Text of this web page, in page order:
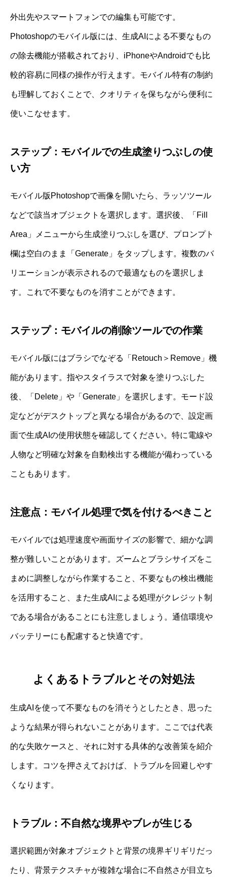
外出先やスマートフォンでの編集も可能です。
Photoshopのモバイル版には、生成AIによる不要なもの
の除去機能が搭載されており、iPhoneやAndroidでも比
較的容易に同様の操作が行えます。モバイル特有の制約
も理解しておくことで、クオリティを保ちながら便利に
使いこなせます。
ステップ：モバイルでの生成塗りつぶしの使
い方
モバイル版Photoshopで画像を開いたら、ラッソツール
などで該当オブジェクトを選択します。選択後、「Fill
Area」メニューから生成塗りつぶしを選び、プロンプト
欄は空白のまま「Generate」をタップします。複数のバ
リエーションが表示されるので最適なものを選択しま
す。これで不要なものを消すことができます。
ステップ：モバイルの削除ツールでの作業
モバイル版にはブラシでなぞる「Retouch＞Remove」機
能があります。指やスタイラスで対象を塗りつぶした
後、「Delete」や「Generate」を選択します。モード設
定などがデスクトップと異なる場合があるので、設定画
面で生成AIの使用状態を確認してください。特に電線や
人物など明確な対象を自動検出する機能が備わっている
こともあります。
注意点：モバイル処理で気を付けるべきこと
モバイルでは処理速度や画面サイズの影響で、細かな調
整が難しいことがあります。ズームとブラシサイズをこ
まめに調整しながら作業すること、不要なもの検出機能
を活用すること、また生成AIによる処理がクレジット制
である場合があることにも注意しましょう。通信環境や
バッテリーにも配慮すると快適です。
よくあるトラブルとその対処法
生成AIを使って不要なものを消そうとしたとき、思った
ような結果が得られないことがあります。ここでは代表
的な失敗ケースと、それに対する具体的な改善策を紹介
します。コツを押さえておけば、トラブルを回避しやす
くなります。
トラブル：不自然な境界やブレが生じる
選択範囲が対象オブジェクトと背景の境界ギリギリだっ
たり、背景テクスチャが複雑な場合に不自然さが目立ち